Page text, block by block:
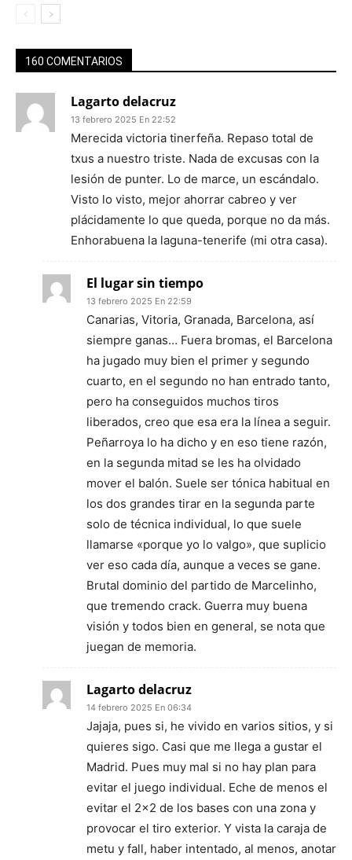
160 COMENTARIOS
Lagarto delacruz
13 febrero 2025 En 22:52
Merecida victoria tinerfeña. Repaso total de
txus a nuestro triste. Nada de excusas con la
lesión de punter. Lo de marce, un escándalo.
Visto lo visto, mejor ahorrar cabreo y ver
plácidamente lo que queda, porque no da más.
Enhorabuena la laguna-tenerife (mi otra casa).
El lugar sin tiempo
13 febrero 2025 En 22:59
Canarias, Vitoria, Granada, Barcelona, así
siempre ganas… Fuera bromas, el Barcelona
ha jugado muy bien el primer y segundo
cuarto, en el segundo no han entrado tanto,
pero ha conseguidos muchos tiros
liberados, creo que esa era la línea a seguir.
Peñarroya lo ha dicho y en eso tiene razón,
en la segunda mitad se les ha olvidado
mover el balón. Suele ser tónica habitual en
los dos grandes tirar en la segunda parte
solo de técnica individual, lo que suele
llamarse «porque yo lo valgo», que suplicio
ver eso cada día, aunque a veces se gane.
Brutal dominio del partido de Marcelinho,
que tremendo crack. Guerra muy buena
visión y todos bien en general, se nota que
juegan de memoria.
Lagarto delacruz
14 febrero 2025 En 06:34
Jajaja, pues si, he vivido en varios sitios, y si
quieres sigo. Casi que me llega a gustar el
Madrid. Pues muy mal si no hay plan para
evitar el juego individual. Eche de menos el
evitar el 2×2 de los bases con una zona y
provocar el tiro exterior. Y vista la caraja de
metu y fall, haber intentado, al menos, anotar